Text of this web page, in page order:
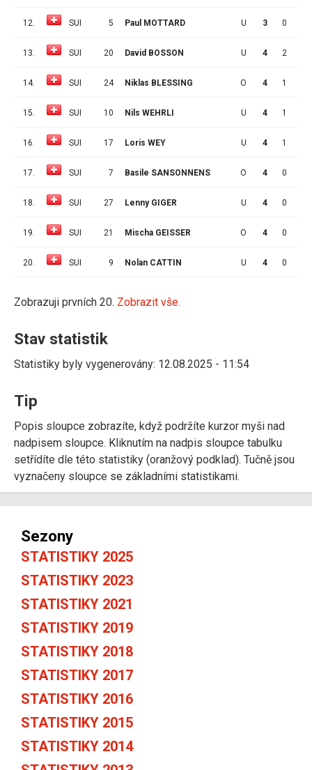
12. SUI 5 Paul MOTTARD U 3 0
13. SUI 20 David BOSSON U 4 2
14. SUI 24 Niklas BLESSING O 4 1
15. SUI 10 Nils WEHRLI U 4 1
16. SUI 17 Loris WEY U 4 1
17. SUI 7 Basile SANSONNENS O 4 0
18. SUI 27 Lenny GIGER U 4 0
19. SUI 21 Mischa GEISSER O 4 0
20. SUI 9 Nolan CATTIN U 4 0
Zobrazuji prvních 20. Zobrazit vše.
Stav statistik
Statistiky byly vygenerovány: 12.08.2025 - 11:54
Tip
Popis sloupce zobrazíte, když podržíte kurzor myši nad
nadpisem sloupce. Kliknutím na nadpis sloupce tabulku
setřídíte dle této statistiky (oranžový podklad). Tučně jsou
vyznačeny sloupce se základními statistikami.
Sezony
STATISTIKY 2025
STATISTIKY 2023
STATISTIKY 2021
STATISTIKY 2019
STATISTIKY 2018
STATISTIKY 2017
STATISTIKY 2016
STATISTIKY 2015
STATISTIKY 2014